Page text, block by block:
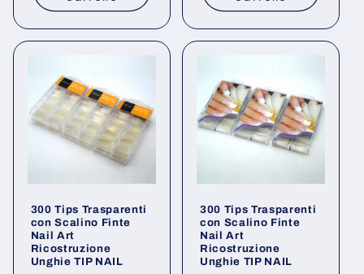
300 Tips Trasparenti
con Scalino Finte
Nail Art
Ricostruzione
Unghie TIP NAIL
300 Tips Trasparenti
con Scalino Finte
Nail Art
Ricostruzione
Unghie TIP NAIL